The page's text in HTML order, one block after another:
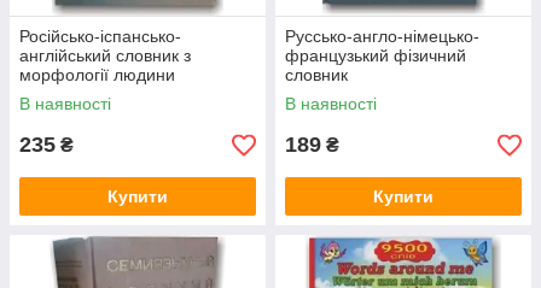
Російсько-іспансько-
англійський словник з
морфології людини
В наявності
235 ₴
Купити
Руссько-англо-німецько-
французький фізичний
словник
В наявності
189 ₴
Купити